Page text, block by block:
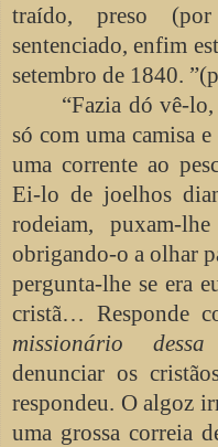
traído, preso
sentenciado, enfim
setembro de 1840.
“Fazia dó vê-
só com uma camisa
uma corrente ao
Ei-lo de joelhos
rodeiam, puxam-
obrigando-o a olhar
pergunta-lhe se era
cristã… Responde
missionário
denunciar os
respondeu. O algoz
uma grossa correia